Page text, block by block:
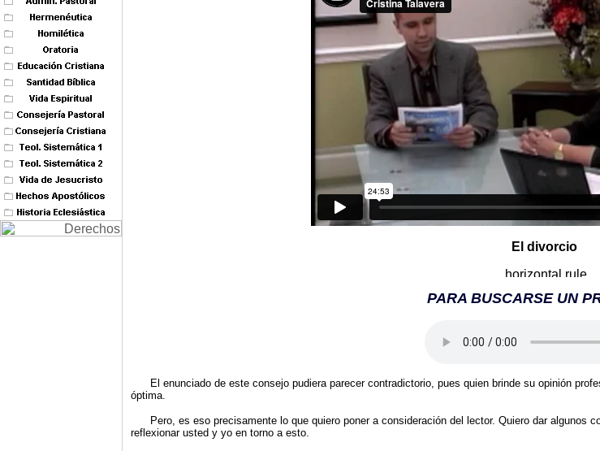
El divorcio
PARA BUSCARSE UN
El enunciado de este consejo pudiera parecer contradictorio, pues quien brinde su opinión
óptima.
Pero, es eso precisamente lo que quiero poner a consideración del lector. Quiero dar algunos
reflexionar usted y yo en torno a esto.